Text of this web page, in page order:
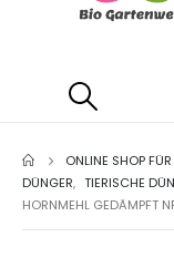
ONLINE SHOP
DÜNGER, TIERISCHE
HORNMEHL GEDÄMPFT